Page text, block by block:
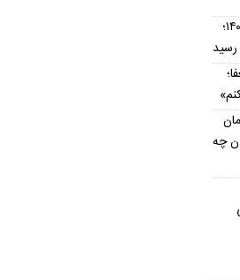
قیمت تیبا کارکرده امروز ۱۶ مرداد ۱۴۰۵؛
چه